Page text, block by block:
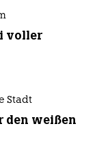
voller
Stadt
den weißen